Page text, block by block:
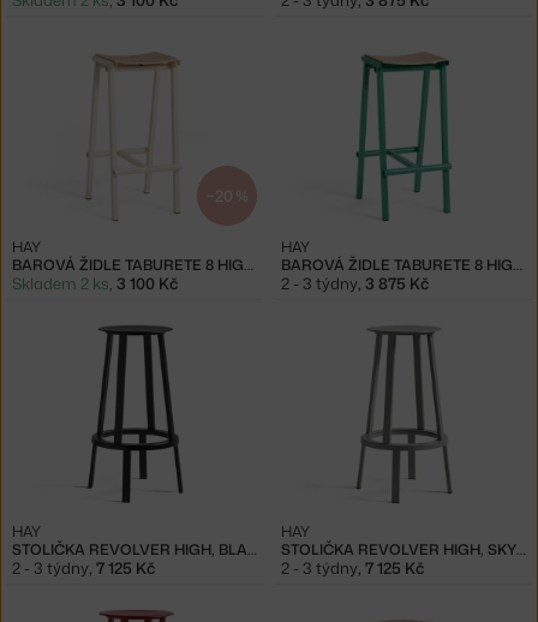
−20 %
BAROVÁ ŽIDLE TABURETE 8 HIGH, EGGSHELL
HAY
Skladem 2 ks, 3 100 Kč
BAROVÁ ŽIDLE TABURETE 8 HIGH, SOFT JADE
HAY
2 - 3 týdny, 3 875 Kč
STOLIČKA REVOLVER HIGH, BLACK
HAY
2 - 3 týdny, 7 125 Kč
STOLIČKA REVOLVER HIGH, SKY GREY
HAY
2 - 3 týdny, 7 125 Kč